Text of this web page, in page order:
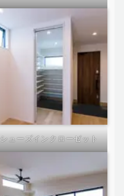
シューズインクローゼット